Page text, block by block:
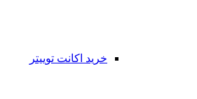
خرید اکانت توییتر